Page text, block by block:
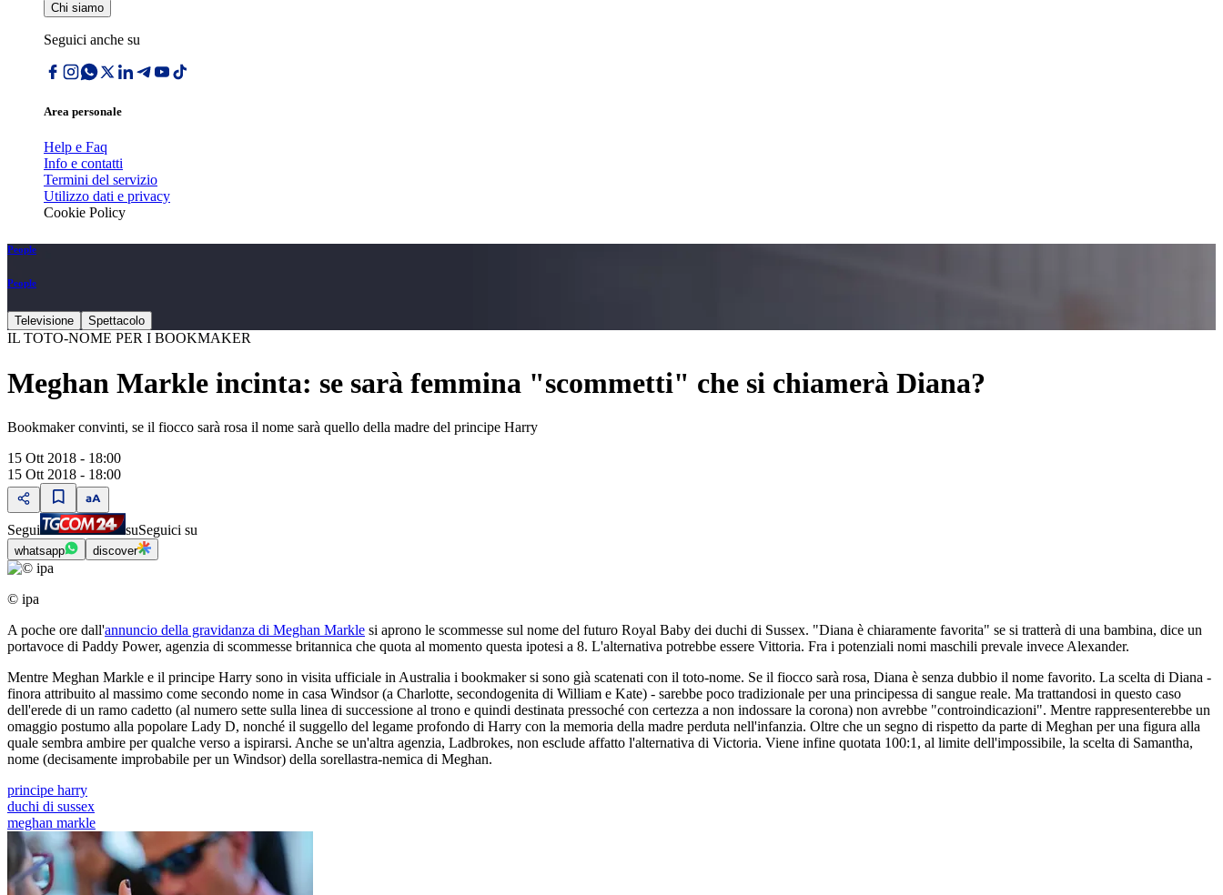
Chi siamo
Seguici anche su
Area personale
Help e Faq
Info e contatti
Termini del servizio
Utilizzo dati e privacy
Cookie Policy
People
People
Televisione Spettacolo
IL TOTO-NOME PER I BOOKMAKER
Meghan Markle incinta: se sarà femmina "scommetti" che si chiamerà Diana?
Bookmaker convinti, se il fiocco sarà rosa il nome sarà quello della madre del principe Harry
15 Ott 2018 - 18:00
15 Ott 2018 - 18:00
Segui suSeguici su
whatsapp discover
© ipa
A poche ore dall'annuncio della gravidanza di Meghan Markle si aprono le scommesse sul nome del futuro Royal Baby dei duchi di Sussex. "Diana è chiaramente favorita" se si tratterà di una bambina, dice un
portavoce di Paddy Power, agenzia di scommesse britannica che quota al momento questa ipotesi a 8. L'alternativa potrebbe essere Vittoria. Fra i potenziali nomi maschili prevale invece Alexander.
Mentre Meghan Markle e il principe Harry sono in visita ufficiale in Australia i bookmaker si sono già scatenati con il toto-nome. Se il fiocco sarà rosa, Diana è senza dubbio il nome favorito. La scelta di Diana -
finora attribuito al massimo come secondo nome in casa Windsor (a Charlotte, secondogenita di William e Kate) - sarebbe poco tradizionale per una principessa di sangue reale. Ma trattandosi in questo caso
dell'erede di un ramo cadetto (al numero sette sulla linea di successione al trono e quindi destinata pressoché con certezza a non indossare la corona) non avrebbe "controindicazioni". Mentre rappresenterebbe un
omaggio postumo alla popolare Lady D, nonché il suggello del legame profondo di Harry con la memoria della madre perduta nell'infanzia. Oltre che un segno di rispetto da parte di Meghan per una figura alla
quale sembra ambire per qualche verso a ispirarsi. Anche se un'altra agenzia, Ladbrokes, non esclude affatto l'alternativa di Victoria. Viene infine quotata 100:1, al limite dell'impossibile, la scelta di Samantha,
nome (decisamente improbabile per un Windsor) della sorellastra-nemica di Meghan.
principe harry
duchi di sussex
meghan markle